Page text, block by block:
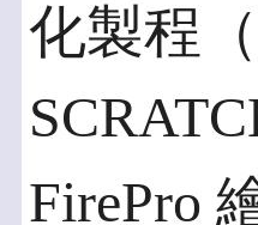
化製程
FirePro